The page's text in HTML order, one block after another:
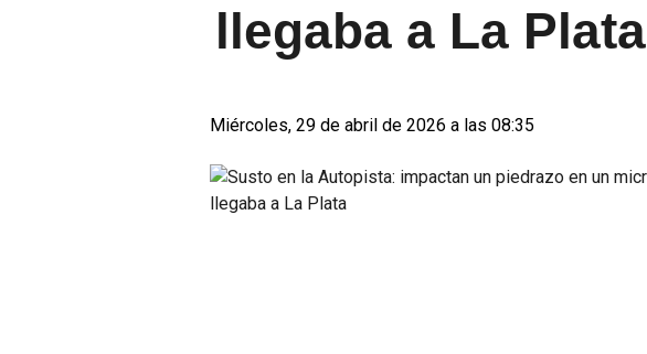
llegaba a La Plata
Miércoles, 29 de abril de 2026 a las 08:35